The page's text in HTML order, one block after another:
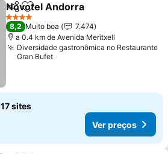
PartilharAdicionar aos favoritos
Novotel Andorra
4 Estrelas
8,2 Muito boa
7.474
a 0.4 km de Avenida Meritxell
Diversidade gastronômica no Restaurante
Gran Bufet
17 sites
Ver preços